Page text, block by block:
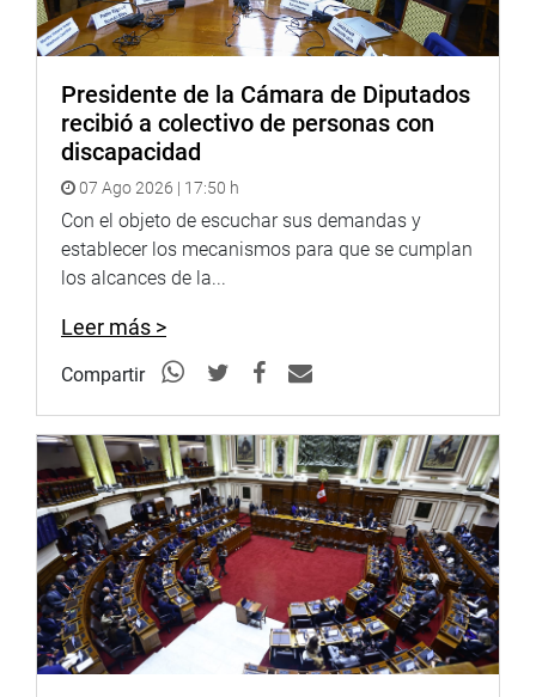
https://soundcloud.com/radiocongreso<https://
Presidente de la Cámara de Diputados
recibió a colectivo de personas con
discapacidad
07 Ago 2026 | 17:50 h
Con el objeto de escuchar sus demandas y
establecer los mecanismos para que se cumplan
los alcances de la...
Leer más >
Compartir